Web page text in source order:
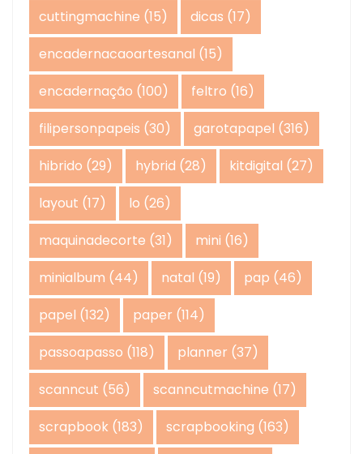
cuttingmachine (15) dicas (17)
encadernacaoartesanal (15)
encadernação (100) feltro (16)
filipersonpapeis (30) garotapapel (316)
hibrido (29) hybrid (28) kitdigital (27)
layout (17) lo (26)
maquinadecorte (31) mini (16)
minialbum (44) natal (19) pap (46)
papel (132) paper (114)
passoapasso (118) planner (37)
scanncut (56) scanncutmachine (17)
scrapbook (183) scrapbooking (163)